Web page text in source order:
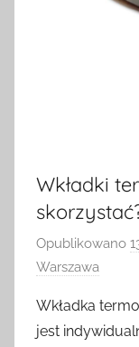
Wkładki
Opublikowano
Warszawa
Wkładka
jest